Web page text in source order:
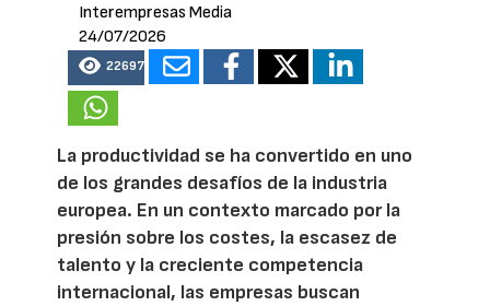
Interempresas Media
24/07/2026
22697
La productividad se ha convertido en uno
de los grandes desafíos de la industria
europea. En un contexto marcado por la
presión sobre los costes, la escasez de
talento y la creciente competencia
internacional, las empresas buscan